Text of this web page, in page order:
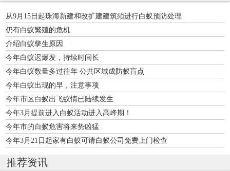
从9月15日起珠海新建和改扩建建筑须进行白蚁预防处理
仍有白蚁繁殖的危机
介绍白蚁孳生原因
今年白蚁迟爆发，持续时间长
今年白蚁数量多过往年 公共区域成防蚁盲点
今年白蚁出现的早，注意事项
今年市区白蚁出飞蚁情已陆续发生
今年3月提前进入白蚁活动进入高峰期！
今年市的白蚁危害将来势凶猛
今年3月21日起家有白蚁可请白蚁公司免费上门检查
推荐资讯